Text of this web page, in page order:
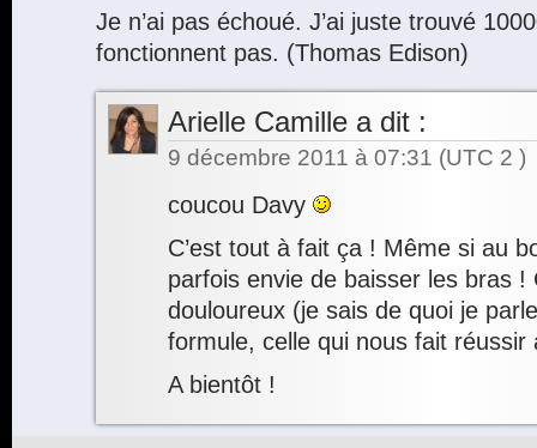
Je n’ai pas échoué. J’ai juste trouvé
fonctionnent pas. (Thomas Edison)
Arielle Camille a dit :
9 décembre 2011 à 07:31 (UTC 2 )
coucou Davy
C’est tout à fait ça ! Même si au
parfois envie de baisser les bras !
douloureux (je sais de quoi je
formule, celle qui nous fait réussir
A bientôt !